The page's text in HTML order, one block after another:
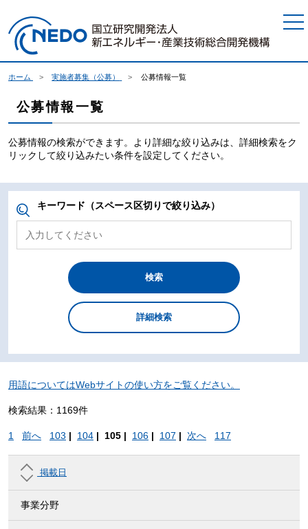
ホーム 実施者募集（公募） 公募情報一覧
公募情報一覧
公募情報の検索ができます。より詳細な絞り込みは、詳細検索をク
リックして絞り込みたい条件を設定してください。
キーワード（スペース区切りで絞り込み）
用語についてはWebサイトの使い方をご覧ください。
検索結果：1169件
1 前へ 103 | 104 | 105 | 106 | 107 | 次へ 117
掲載日
事業分野